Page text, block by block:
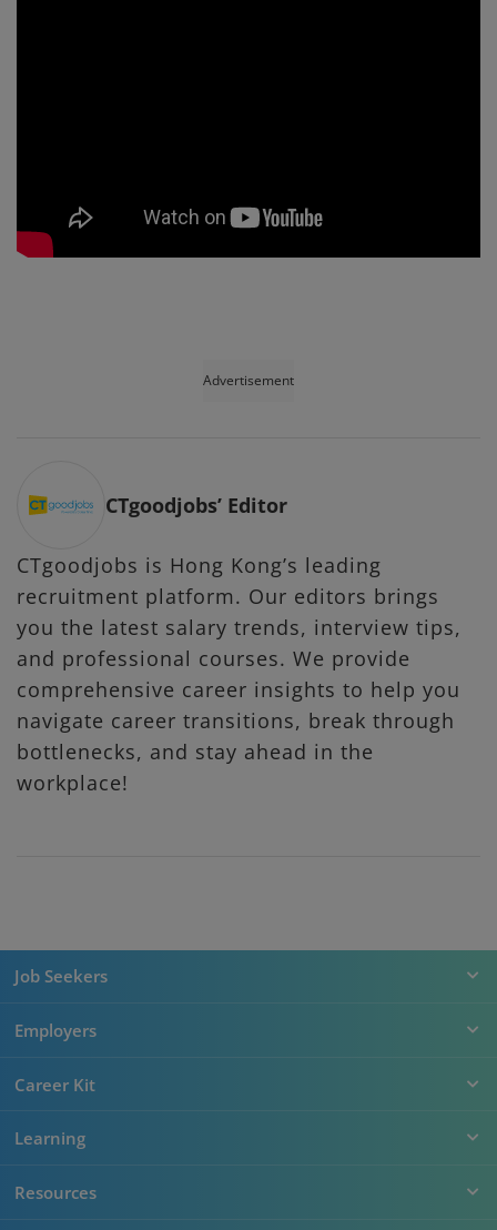
Advertisement
CTgoodjobs’ Editor
CTgoodjobs is Hong Kong’s leading
recruitment platform. Our editors brings
you the latest salary trends, interview tips,
and professional courses. We provide
comprehensive career insights to help you
navigate career transitions, break through
bottlenecks, and stay ahead in the
workplace!
Job Seekers
Employers
Career Kit
Learning
Resources